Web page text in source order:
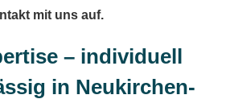
mit uns auf.
– individuell
in Neukirchen-